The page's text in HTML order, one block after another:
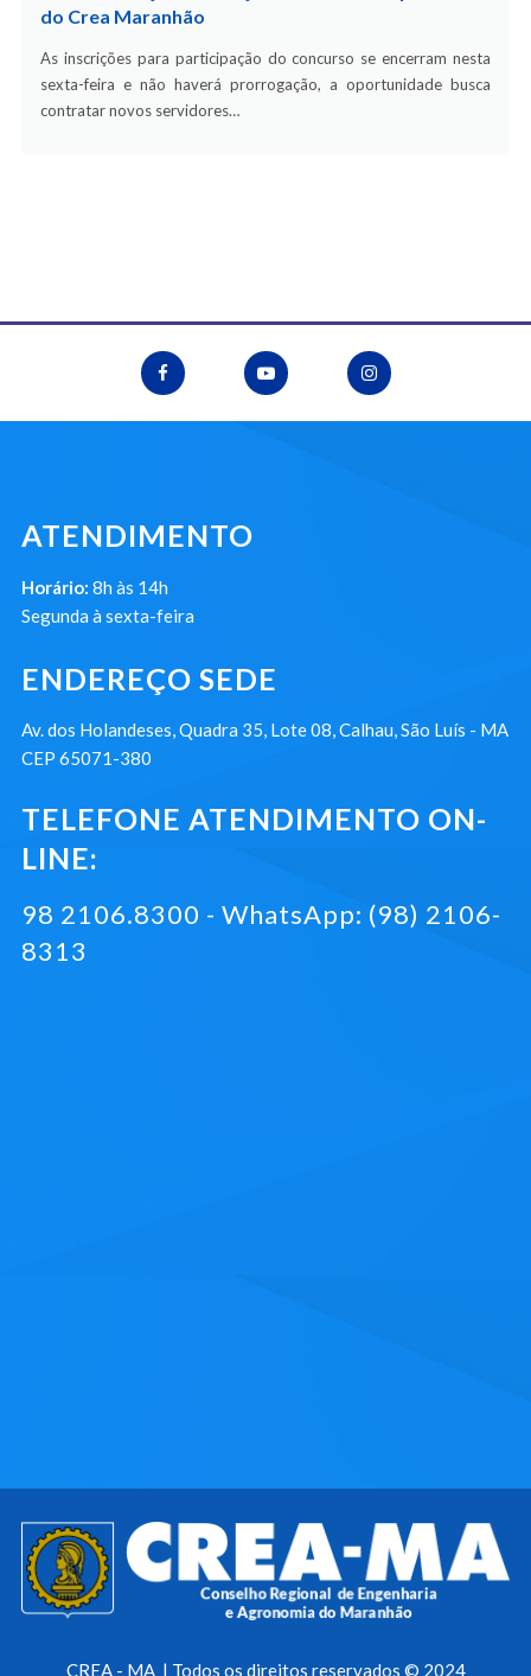
do Crea Maranhão
As inscrições para participação do concurso se encerram nesta
sexta-feira e não haverá prorrogação, a oportunidade busca
contratar novos servidores…
ATENDIMENTO
Horário: 8h às 14h
Segunda à sexta-feira
ENDEREÇO SEDE
Av. dos Holandeses, Quadra 35, Lote 08, Calhau, São Luís - MA
CEP 65071-380
TELEFONE ATENDIMENTO ON-
LINE:
98 2106.8300 - WhatsApp: (98) 2106-
8313
CREA - MA | Todos os direitos reservados © 2024